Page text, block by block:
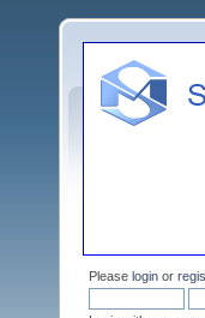
Please login or